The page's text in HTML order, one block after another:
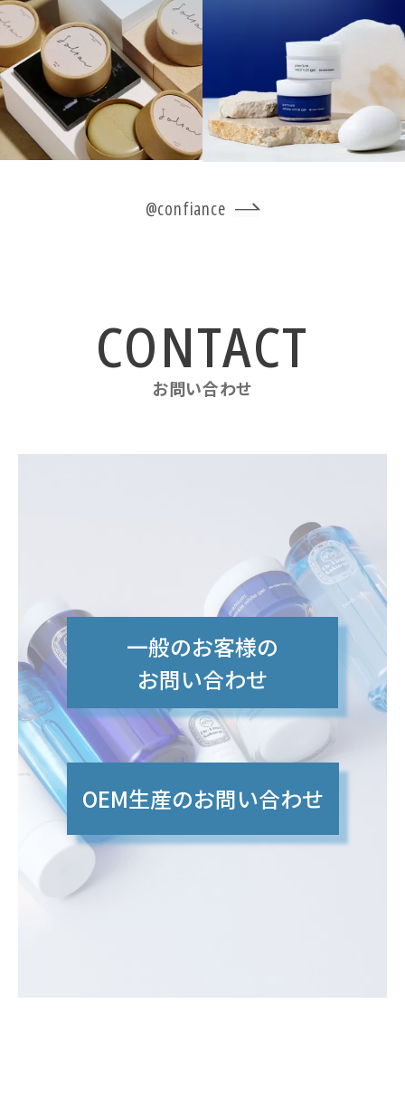
@confiance
お問い合わせ
一般のお客様の
お問い合わせ
OEM生産のお問い合わせ